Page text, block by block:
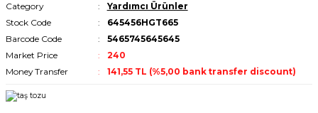
Category
Yardımcı Ürünler
Stock Code
645456HGT665
Barcode Code
5465745645645
Market Price
240
Money Transfer
141,55 TL (%5,00 bank transfer discount)